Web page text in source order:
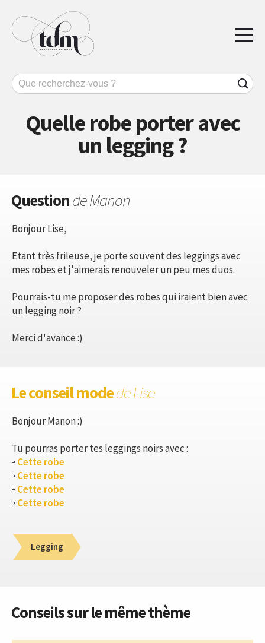
Quelle robe porter avec
un legging ?
Questionde Manon
Bonjour Lise,
Etant très frileuse, je porte souvent des leggings avec
mes robes et j'aimerais renouveler un peu mes duos.
Pourrais-tu me proposer des robes qui iraient bien avec
un legging noir ?
Merci d'avance :)
Le conseil modede Lise
Bonjour Manon :)
Tu pourras porter tes leggings noirs avec :
Cette robe
Cette robe
Cette robe
Cette robe
Legging
Conseils sur le même thème